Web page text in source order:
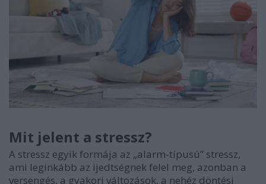
Mit jelent a stressz?
A stressz egyik formája az „alarm-típusú” stressz,
ami leginkább az ijedtségnek felel meg, azonban a
versengés, a gyakori változások, a nehéz döntési